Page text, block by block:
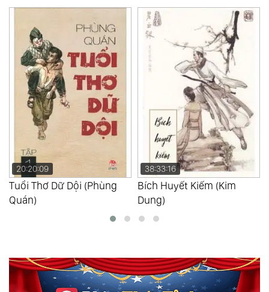
20:20:09
Tuổi Thơ Dữ Dội (Phùng
Quán)
38:33:16
Bích Huyết Kiếm (Kim
Dung)